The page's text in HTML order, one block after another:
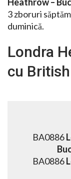
3 zboruri
duminică.
Londra
cu
BA0886
BA0886